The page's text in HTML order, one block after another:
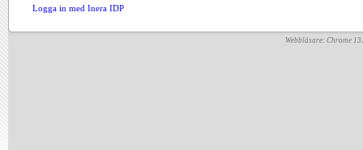
Logga in med Inera IDP
Webbläsare: Chrome